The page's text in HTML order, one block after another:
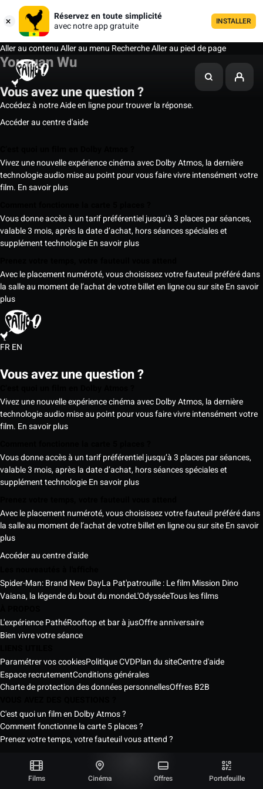
Réservez en toute simplicité
avec notre app gratuite
INSTALLER
Aller au contenuAller au menu RechercheAller au pied de page
Films Cinéma Offres Portefeuille
Youxuan Wu
Vous avez une question ?
Accédez à notre Aide en ligne pour trouver la réponse.
Accéder au centre d'aide
Vivez une nouvelle expérience cinéma avec Dolby Atmos, la dernière
technologie audio mise au point pour vous faire vivre intensément votre
film. En savoir plus
Vous donne accès à un tarif préférentiel jusqu’à 3 places par séances,
valable 3 mois, après la date d’achat, hors séances spéciales et
supplément technologieEn savoir plus
Avec le placement numéroté, vous choisissez votre fauteuil préféré dans
la salle au moment de l’achat de votre billet en ligne ou sur siteEn savoir
plus
FREN
Vous avez une question ?
Vivez une nouvelle expérience cinéma avec Dolby Atmos, la dernière
technologie audio mise au point pour vous faire vivre intensément votre
film. En savoir plus
Vous donne accès à un tarif préférentiel jusqu’à 3 places par séances,
valable 3 mois, après la date d’achat, hors séances spéciales et
supplément technologieEn savoir plus
Avec le placement numéroté, vous choisissez votre fauteuil préféré dans
la salle au moment de l’achat de votre billet en ligne ou sur siteEn savoir
plus
Accéder au centre d'aide
Spider-Man: Brand New DayLa Pat'patrouille : Le film Mission Dino
Vaiana, la légende du bout du mondeL'OdysséeTous les films
L'expérience PathéRooftop et bar à jusOffre anniversaire
Bien vivre votre séance
Paramétrer vos cookiesPolitique CVDPlan du siteCentre d'aide
Espace recrutementConditions générales
Charte de protection des données personnellesOffres B2B
C'est quoi un film en Dolby Atmos ?
Comment fonctionne la carte 5 places ?
Prenez votre temps, votre fauteuil vous attend ?
Les Cinémas Pathé Sénégal © 2026
Tous droits réservés ®